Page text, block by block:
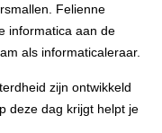
Felienne
informatica aan de
als informaticaleraar.
zijn ontwikkeld
deze dag krijgt helpt je